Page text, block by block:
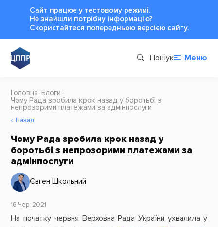
Сайт працює у тестовому режимі.
Не знайшли потрібну інформацію?
Cкористайтеся попередньою версією сайту.
Пошук Меню
Головна Блоги
Чому Рада зробила крок назад у боротьбі з
непрозорими платежами за адмінпослуги
Назад
Чому Рада зробила крок назад у
боротьбі з непрозорими платежами за
адмінпослуги
Євген Школьний
16 Чер, 2021
На початку червня Верховна Рада України ухвалила у